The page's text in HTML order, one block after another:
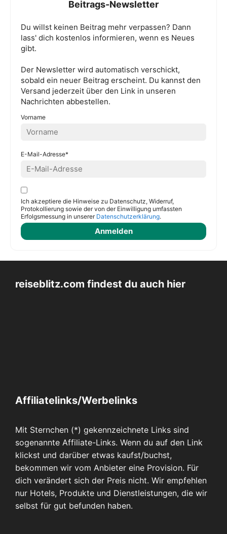
Beitrags-Newsletter
Du willst keinen Beitrag mehr verpassen? Dann
lass' dich kostenlos informieren, wenn es Neues
gibt.
Der Newsletter wird automatisch verschickt,
sobald ein neuer Beitrag erscheint. Du kannst den
Versand jederzeit über den Link in unseren
Nachrichten abbestellen.
Vorname
E-Mail-Adresse*
Ich akzeptiere die Hinweise zu Datenschutz, Widerruf,
Protokollierung sowie der von der Einwilligung umfassten
Erfolgsmessung in unserer Datenschutzerklärung.
reiseblitz.com findest du auch hier
Affiliatelinks/Werbelinks
Mit Sternchen (*) gekennzeichnete Links sind
sogenannte Affiliate-Links. Wenn du auf den Link
klickst und darüber etwas kaufst/buchst,
bekommen wir vom Anbieter eine Provision. Für
dich verändert sich der Preis nicht. Wir empfehlen
nur Hotels, Produkte und Dienstleistungen, die wir
selbst für gut befunden haben.